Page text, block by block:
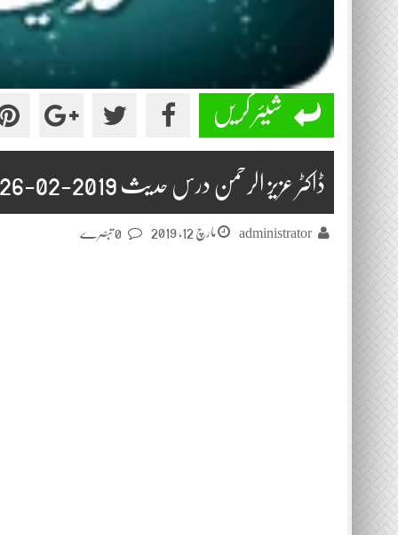
شیئر کریں
ڈاکٹر عزیز الرحمن درس حدیث 2019-02-26
administrator مارچ 12, 2019